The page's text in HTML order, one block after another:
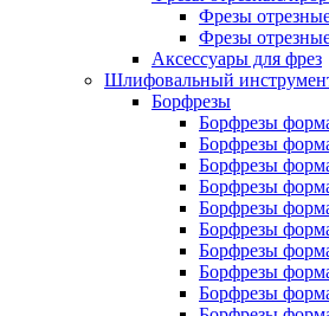
Фрезы
Фрезы
Аксессуары для фрез
Шлифовальный
Борфрезы
Борфрезы
Борфрезы
Борфрезы
Борфрезы
Борфрезы
Борфрезы
Борфрезы
Борфрезы
Борфрезы